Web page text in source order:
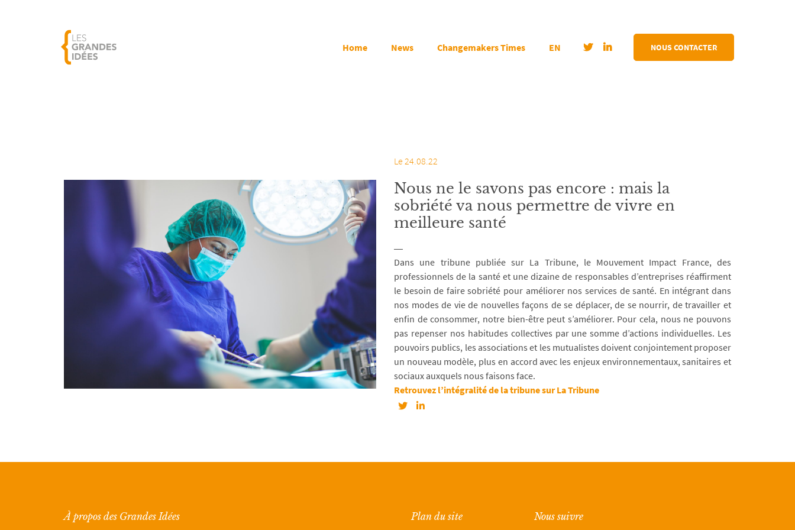
Home News Changemakers Times EN NOUS CONTACTER
Le 24.08.22
Nous ne le savons pas encore : mais la
sobriété va nous permettre de vivre en
meilleure santé
Dans une tribune publiée sur La Tribune, le Mouvement Impact France, des
professionnels de la santé et une dizaine de responsables d’entreprises réaffirment
le besoin de faire sobriété pour améliorer nos services de santé. En intégrant dans
nos modes de vie de nouvelles façons de se déplacer, de se nourrir, de travailler et
enfin de consommer, notre bien-être peut s’améliorer. Pour cela, nous ne pouvons
pas repenser nos habitudes collectives par une somme d’actions individuelles. Les
pouvoirs publics, les associations et les mutualistes doivent conjointement proposer
un nouveau modèle, plus en accord avec les enjeux environnementaux, sanitaires et
sociaux auxquels nous faisons face.
Retrouvez l’intégralité de la tribune sur La Tribune
À propos des Grandes Idées Plan du site Nous suivre